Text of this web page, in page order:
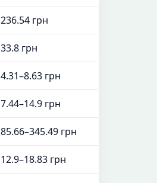
236.54 грн
33.8 грн
4.31–8.63 грн
7.44–14.9 грн
85.66–345.49 грн
12.9–18.83 грн